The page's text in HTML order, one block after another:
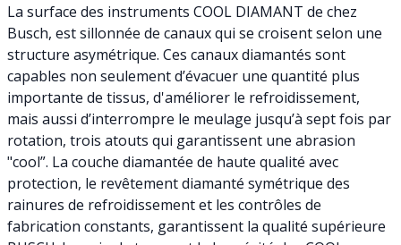
La surface des instruments COOL DIAMANT de chez
Busch, est sillonnée de canaux qui se croisent selon une
structure asymétrique. Ces canaux diamantés sont
capables non seulement d’évacuer une quantité plus
importante de tissus, d'améliorer le refroidissement,
mais aussi d’interrompre le meulage jusqu’à sept fois par
rotation, trois atouts qui garantissent une abrasion
"cool”. La couche diamantée de haute qualité avec
protection, le revêtement diamanté symétrique des
rainures de refroidissement et les contrôles de
fabrication constants, garantissent la qualité supérieure